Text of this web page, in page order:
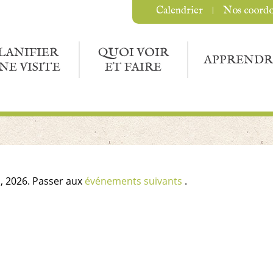
VISITE
QUOI VOIR
ET FAIRE
Calendrier Nos
Passer aux événements suivants .